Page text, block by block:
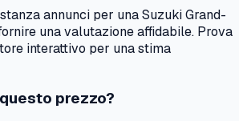
annunci per unaSuzukiGrand-
una valutazione affidabile. Prova
interattivo per una stima
prezzo?